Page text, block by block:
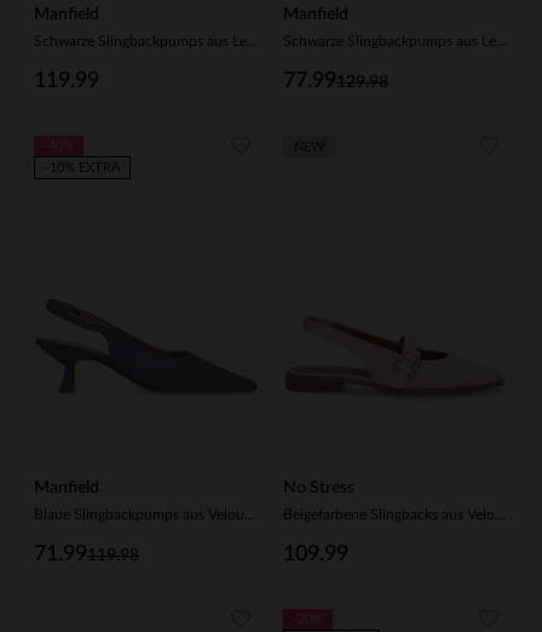
Manfield
119.99
Manfield
129.98
77.99
Manfield
119.98
71.99
-10% EXTRA
No Stress
109.99